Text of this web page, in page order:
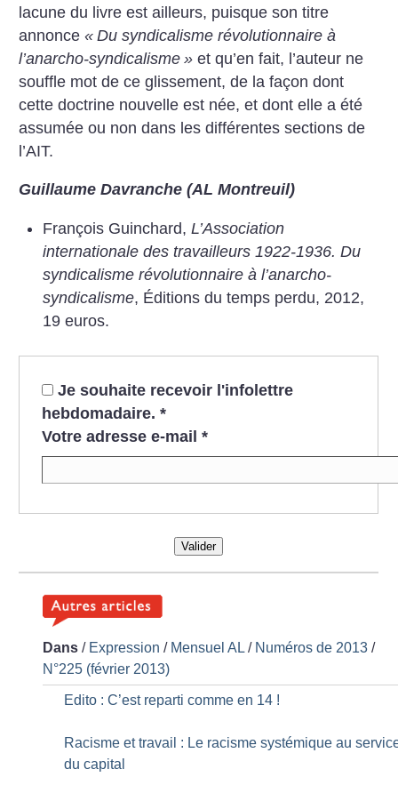
lacune du livre est ailleurs, puisque son titre
annonce« Du syndicalisme révolutionnaire à
l’anarcho-syndicalisme » et qu’en fait, l’auteur ne
souffle mot de ce glissement, de la façon dont
cette doctrine nouvelle est née, et dont elle a été
assumée ou non dans les différentes sections de
l’AIT.
Guillaume Davranche (AL Montreuil)
François Guinchard, L’Association
internationale des travailleurs 1922-1936. Du
syndicalisme révolutionnaire à l’anarcho-
syndicalisme, Éditions du temps perdu, 2012,
19 euros.
Je souhaite recevoir l'infolettre
hebdomadaire. *
Votre adresse e-mail *
Valider
Dans / Expression / Mensuel AL / Numéros de 2013 /
N°225 (février 2013)
Edito : C’est reparti comme en 14 !
Racisme et travail : Le racisme systémique au
du capital